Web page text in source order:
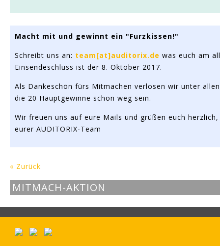
Macht mit und gewinnt ein "Furzkissen!"
Schreibt uns an: team[at]auditorix.de was euch am
Einsendeschluss ist der 8. Oktober 2017.
Als Dankeschön fürs Mitmachen verlosen wir unter
die 20 Hauptgewinne schon weg sein.
Wir freuen uns auf eure Mails und grüßen euch herzlich,
eurer AUDITORIX-Team
« Zurück
MITMACH-AKTION